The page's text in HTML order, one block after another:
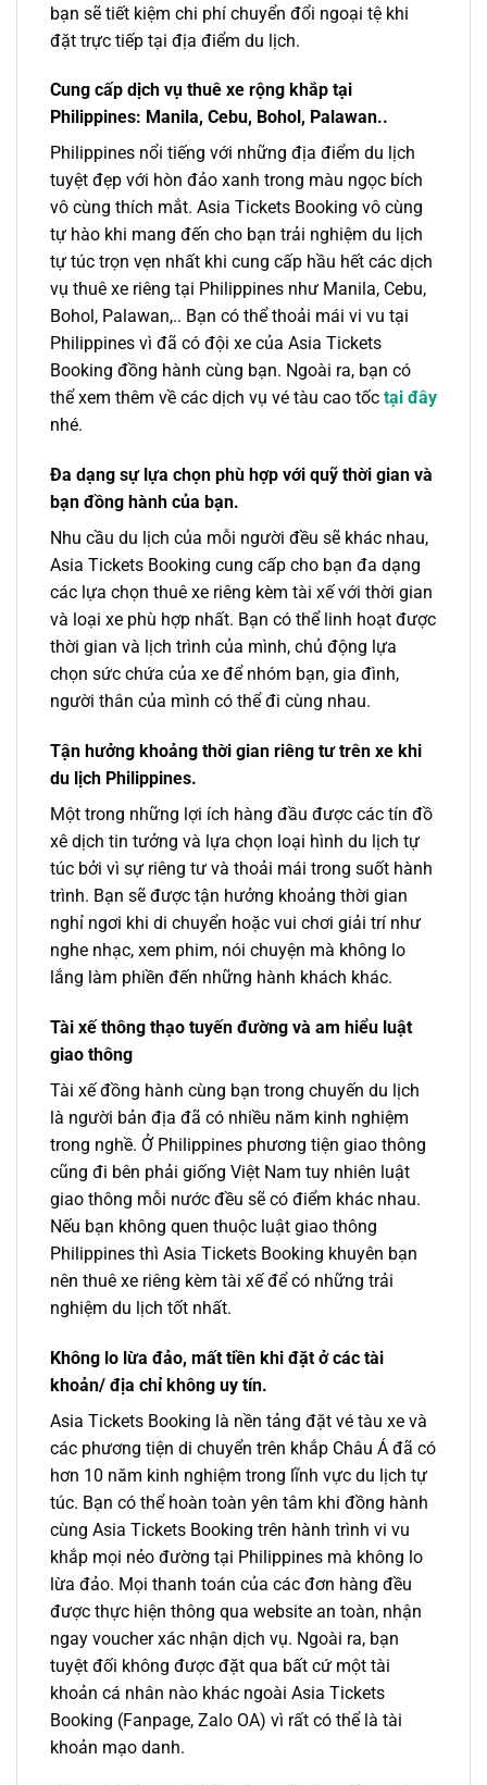
bạn sẽ tiết kiệm chi phí chuyển đổi ngoại tệ khi
đặt trực tiếp tại địa điểm du lịch.
Cung cấp dịch vụ thuê xe rộng khắp tại
Philippines: Manila, Cebu, Bohol, Palawan..
Philippines nổi tiếng với những địa điểm du lịch
tuyệt đẹp với hòn đảo xanh trong màu ngọc bích
vô cùng thích mắt. Asia Tickets Booking vô cùng
tự hào khi mang đến cho bạn trải nghiệm du lịch
tự túc trọn vẹn nhất khi cung cấp hầu hết các dịch
vụ thuê xe riêng tại Philippines như Manila, Cebu,
Bohol, Palawan,.. Bạn có thể thoải mái vi vu tại
Philippines vì đã có đội xe của Asia Tickets
Booking đồng hành cùng bạn. Ngoài ra, bạn có
thể xem thêm về các dịch vụ vé tàu cao tốc tại đây
nhé.
Đa dạng sự lựa chọn phù hợp với quỹ thời gian và
bạn đồng hành của bạn.
Nhu cầu du lịch của mỗi người đều sẽ khác nhau,
Asia Tickets Booking cung cấp cho bạn đa dạng
các lựa chọn thuê xe riêng kèm tài xế với thời gian
và loại xe phù hợp nhất. Bạn có thể linh hoạt được
thời gian và lịch trình của mình, chủ động lựa
chọn sức chứa của xe để nhóm bạn, gia đình,
người thân của mình có thể đi cùng nhau.
Tận hưởng khoảng thời gian riêng tư trên xe khi
du lịch Philippines.
Một trong những lợi ích hàng đầu được các tín đồ
xê dịch tin tưởng và lựa chọn loại hình du lịch tự
túc bởi vì sự riêng tư và thoải mái trong suốt hành
trình. Bạn sẽ được tận hưởng khoảng thời gian
nghỉ ngơi khi di chuyển hoặc vui chơi giải trí như
nghe nhạc, xem phim, nói chuyện mà không lo
lắng làm phiền đến những hành khách khác.
Tài xế thông thạo tuyến đường và am hiểu luật
giao thông
Tài xế đồng hành cùng bạn trong chuyến du lịch
là người bản địa đã có nhiều năm kinh nghiệm
trong nghề. Ở Philippines phương tiện giao thông
cũng đi bên phải giống Việt Nam tuy nhiên luật
giao thông mỗi nước đều sẽ có điểm khác nhau.
Nếu bạn không quen thuộc luật giao thông
Philippines thì Asia Tickets Booking khuyên bạn
nên thuê xe riêng kèm tài xế để có những trải
nghiệm du lịch tốt nhất.
Không lo lừa đảo, mất tiền khi đặt ở các tài
khoản/ địa chỉ không uy tín.
Asia Tickets Booking là nền tảng đặt vé tàu xe và
các phương tiện di chuyển trên khắp Châu Á đã có
hơn 10 năm kinh nghiệm trong lĩnh vực du lịch tự
túc. Bạn có thể hoàn toàn yên tâm khi đồng hành
cùng Asia Tickets Booking trên hành trình vi vu
khắp mọi nẻo đường tại Philippines mà không lo
lừa đảo. Mọi thanh toán của các đơn hàng đều
được thực hiện thông qua website an toàn, nhận
ngay voucher xác nhận dịch vụ. Ngoài ra, bạn
tuyệt đối không được đặt qua bất cứ một tài
khoản cá nhân nào khác ngoài Asia Tickets
Booking (Fanpage, Zalo OA) vì rất có thể là tài
khoản mạo danh.